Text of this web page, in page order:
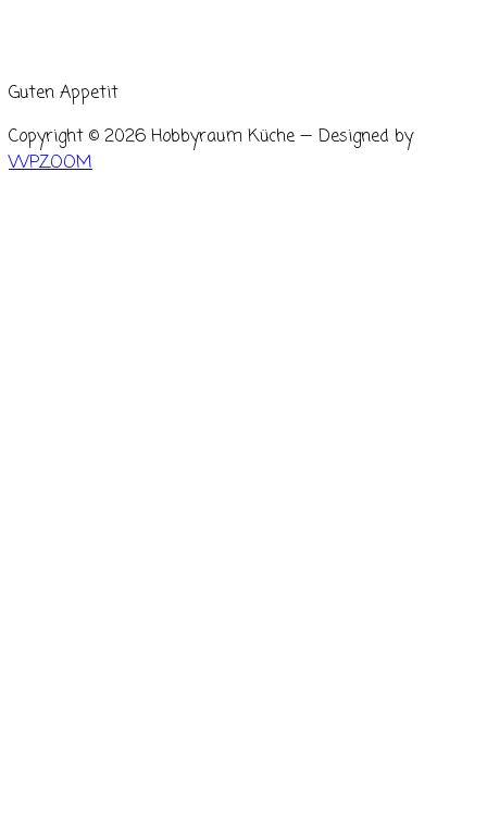
Guten Appetit
Copyright © 2026 Hobbyraum Küche — Designed by
WPZOOM